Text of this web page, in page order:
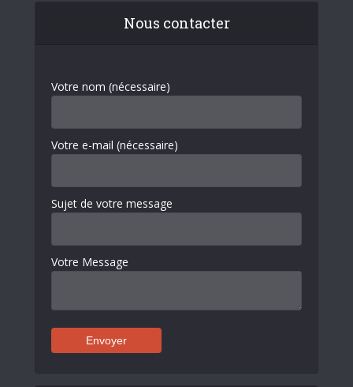
Nous contacter
Votre nom (nécessaire)
Votre e-mail (nécessaire)
Sujet de votre message
Votre Message